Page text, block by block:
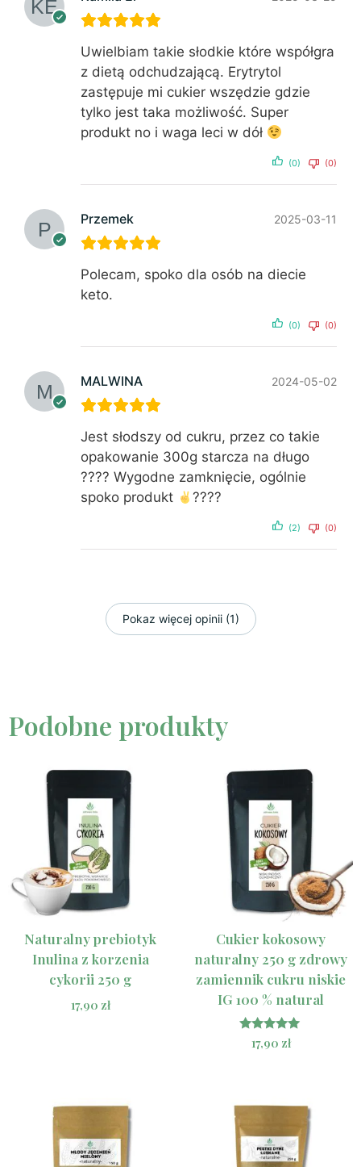
Uwielbiam takie słodkie które współgra
z dietą odchudzającą. Erytrytol
zastępuje mi cukier wszędzie gdzie
tylko jest taka możliwość. Super
produkt no i waga leci w dół
(0) (0)
Przemek 2025-03-11
Polecam, spoko dla osób na diecie
keto.
(0) (0)
MALWINA 2024-05-02
Jest słodszy od cukru, przez co takie
opakowanie 300g starcza na długo
???? Wygodne zamknięcie, ogólnie
spoko produkt
????
(2) (0)
Pokaz więcej opinii (1)
Podobne produkty
Naturalny prebiotyk
Inulina z korzenia
cykorii 250 g
17,90 zł
Cukier kokosowy
naturalny 250 g zdrowy
zamiennik cukru niskie
IG 100 % natural
Oceniono
5.00
17,90 zł